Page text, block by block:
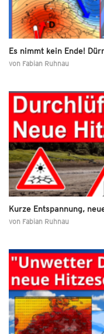
Es nimmt kein Ende!
von Fabian Ruhnau
Kurze Entspannung,
von Fabian Ruhnau